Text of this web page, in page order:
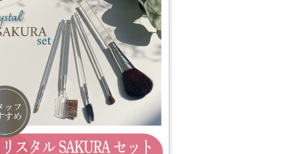
化粧筆を特別価格のアウトレット品としてご
ください。